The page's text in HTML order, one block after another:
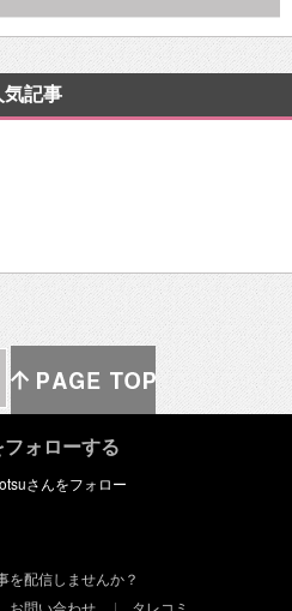
気記事
フォローする
を配信しませんか？